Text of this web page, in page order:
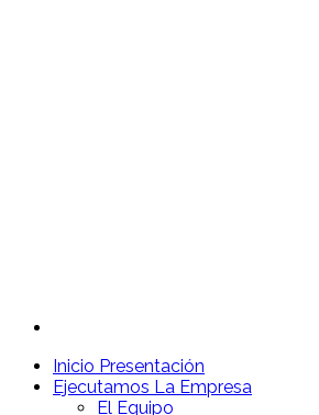
Inicio Presentación
Ejecutamos La Empresa
El Equipo